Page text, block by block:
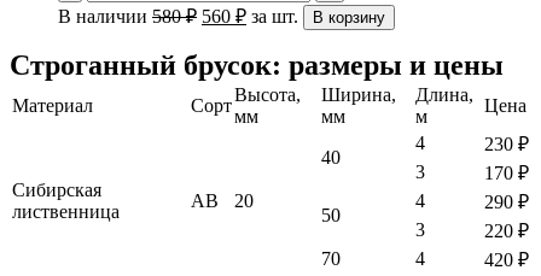
В наличии 580₽ 560 ₽ за шт. В корзину
Строганный брусок: размеры и цены
Материал Сорт
Высота,
мм
Ширина,
мм
Длина,
м
Цена
Сибирская
лиственница
АВ 20
40
4 230 ₽
3
170 ₽
50
4 290 ₽
3
220 ₽
70
4 420 ₽